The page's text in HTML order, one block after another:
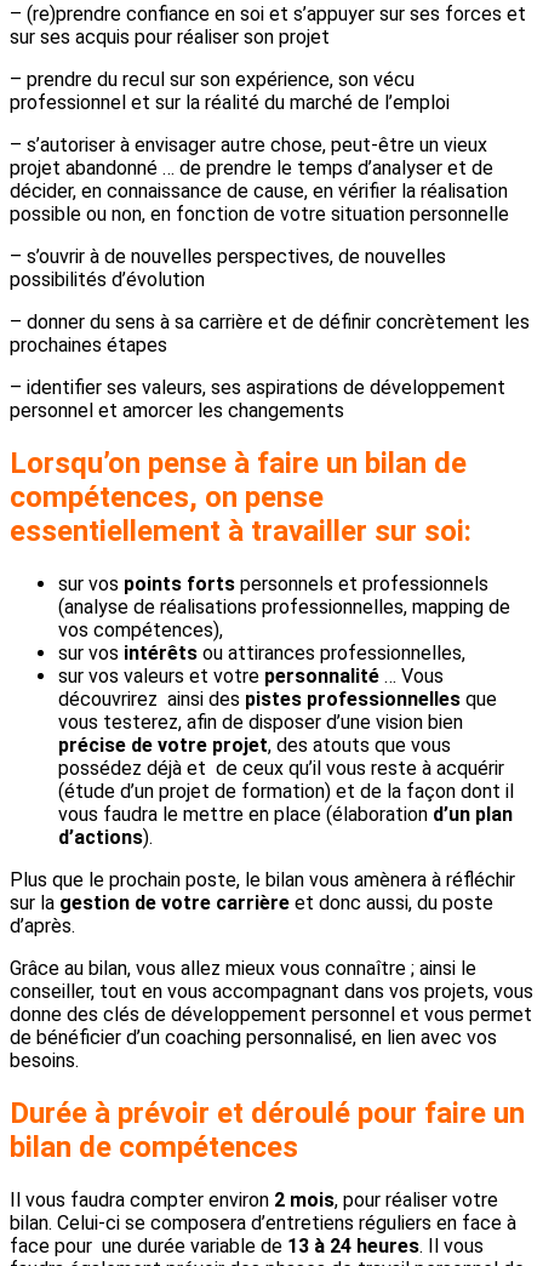
– (re)prendre confiance en soi et s’appuyer sur ses forces et
sur ses acquis pour réaliser son projet
– prendre du recul sur son expérience, son vécu
professionnel et sur la réalité du marché de l’emploi
– s’autoriser à envisager autre chose, peut-être un vieux
projet abandonné … de prendre le temps d’analyser et de
décider, en connaissance de cause, en vérifier la réalisation
possible ou non, en fonction de votre situation personnelle
– s’ouvrir à de nouvelles perspectives, de nouvelles
possibilités d’évolution
– donner du sens à sa carrière et de définir concrètement les
prochaines étapes
– identifier ses valeurs, ses aspirations de développement
personnel et amorcer les changements
Lorsqu’on pense à faire un bilan de
compétences, on pense
essentiellement à travailler sur soi:
sur vos points forts personnels et professionnels
(analyse de réalisations professionnelles, mapping de
vos compétences),
sur vos intérêts ou attirances professionnelles,
sur vos valeurs et votre personnalité … Vous
découvrirez ainsi des pistes professionnelles que
vous testerez, afin de disposer d’une vision bien
précise de votre projet, des atouts que vous
possédez déjà et de ceux qu’il vous reste à acquérir
(étude d’un projet de formation) et de la façon dont il
vous faudra le mettre en place (élaboration d’un plan
d’actions).
Plus que le prochain poste, le bilan vous amènera à réfléchir
sur la gestion de votre carrière et donc aussi, du poste
d’après.
Grâce au bilan, vous allez mieux vous connaître ; ainsi le
conseiller, tout en vous accompagnant dans vos projets, vous
donne des clés de développement personnel et vous permet
de bénéficier d’un coaching personnalisé, en lien avec vos
besoins.
Durée à prévoir et déroulé pour faire un
bilan de compétences
Il vous faudra compter environ 2 mois, pour réaliser votre
bilan. Celui-ci se composera d’entretiens réguliers en face à
face pour une durée variable de 13 à 24 heures. Il vous